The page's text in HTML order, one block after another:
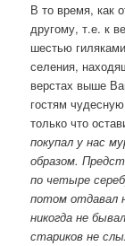
В то время, как
другому, т.е. к
шестью
селения,
верстах выше
гостям
только что
покупал у нас
образом.
по четыре
потом отдавал
никогда не
стариков не